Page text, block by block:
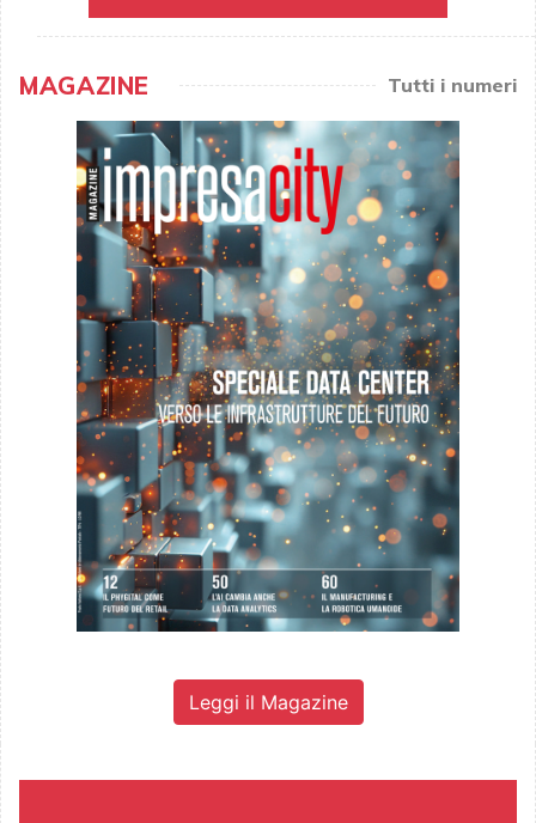
MAGAZINE Tutti i numeri
Leggi il Magazine